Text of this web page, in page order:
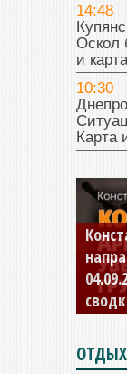
14:48
Оскол
и
10:30
Карта